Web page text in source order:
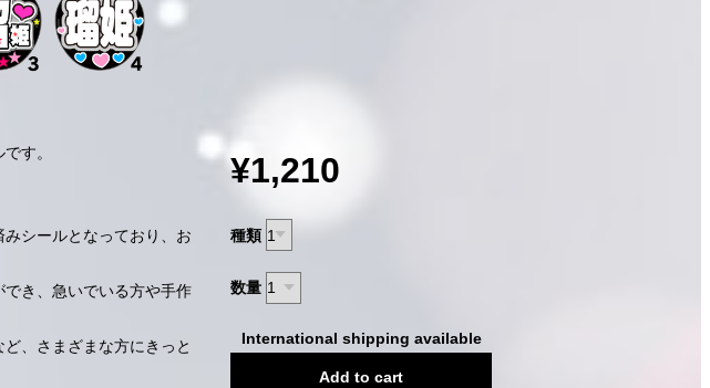
です。
シールとなっており、お
き、急いでいる方や手作
、さまざまな方にきっと
¥1,210
種類
数量
International shipping available
Add to cart